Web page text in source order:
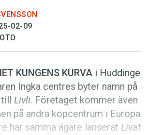
02-09
KUNGENS KURVA i Huddinge
Ingka centres byter namn på
Livli. Företaget kommer även
på andra köpcentrum i Europa
har samma ägare lanserat Livat